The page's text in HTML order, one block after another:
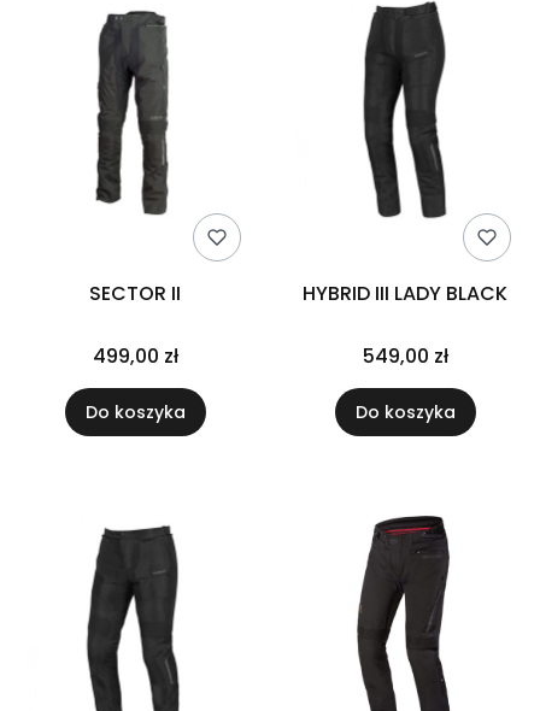
SECTOR II
499,00 zł
Do koszyka
HYBRID III LADY BLACK
549,00 zł
Do koszyka